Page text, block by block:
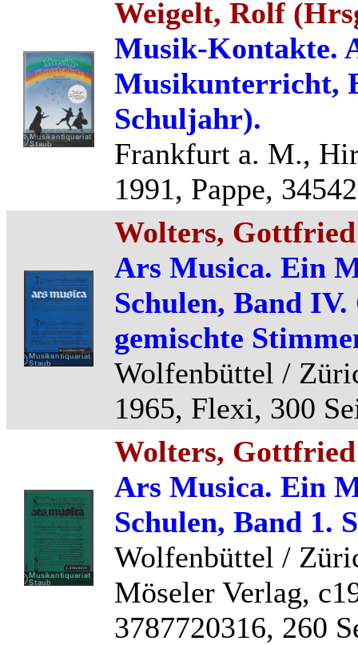
Weigelt, Rolf
Musik-Kontakte.
Musikunterricht,
Schuljahr).
Frankfurt a. M.,
1991, Pappe,
Wolters,
Ars Musica. Ein
Schulen, Band
gemischte
Wolfenbüttel /
1965, Flexi, 300
Wolters,
Ars Musica. Ein
Schulen, Band 1.
Wolfenbüttel /
Möseler Verlag,
3787720316, 260